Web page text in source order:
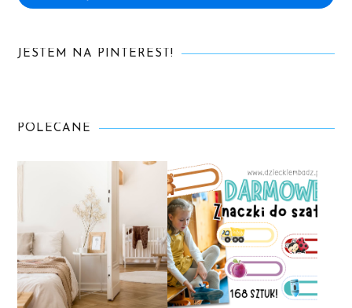
JESTEM NA PINTEREST!
POLECANE